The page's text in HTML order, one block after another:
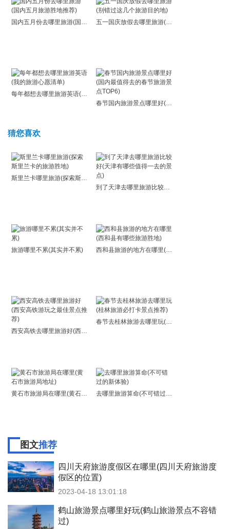
国内五月份去哪里旅游(国内五月旅游胜地推荐) 五一国庆放假去哪里旅游(别错过这几个旅游目的地)
每年都想去哪里旅游英语(我的旅游心愿清单)
春节国内旅游景点哪里好(国内最值得去的春节旅游景点TOP6)
猜您喜欢
斯里兰卡哪里旅游(探索斯里兰卡的旅游胜地)
到了天津去哪里旅游比较好(天津有哪些值得一去的景点)
旅游哪里不累(其实并不累) 西和县旅游的地方在哪里(西和县有哪些旅游胜地)
西安高铁去哪里旅游好(西安高铁游玩之最佳景点推荐)
春节去桂林旅游去哪里玩(桂林旅游必打卡景点推荐)
黄石市旅游局在哪里(黄石市旅游局地址) 去哪里旅游算命(不可错过的新体验)
图文推荐
四川天府旅游度假区在哪里(四川天府旅游度
假区的位置)
2023-04-18 13:01:18
鹤山旅游景点哪里好玩(鹤山旅游景点不容错
过)